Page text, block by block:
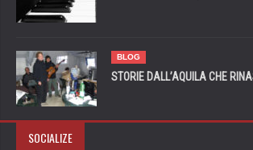
BLOG
STORIE DALL’AQUILA CHE
SOCIALIZE